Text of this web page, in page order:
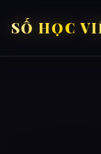
SỐ HỌC